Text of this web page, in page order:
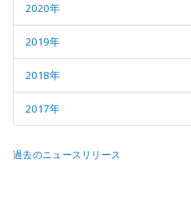
2020年
2019年
2018年
2017年
過去のニュースリリース